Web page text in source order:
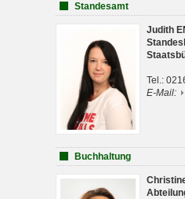
Standesamt
Judith
Tel.:
E-Mail:
Buchhaltung